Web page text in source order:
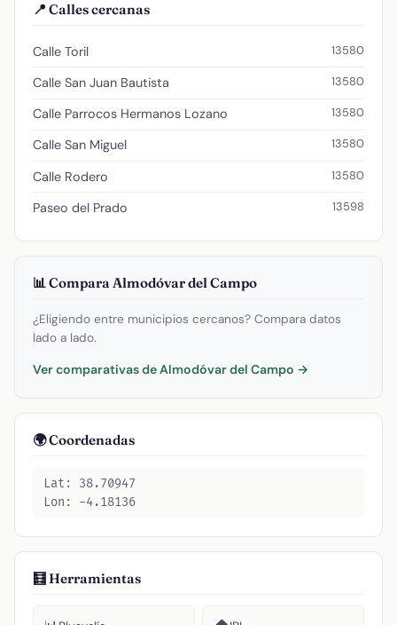
📍 Calles cercanas
Calle Toril 13580
Calle San Juan Bautista 13580
Calle Parrocos Hermanos Lozano 13580
Calle San Miguel 13580
Calle Rodero 13580
Paseo del Prado 13598
📊 Compara Almodóvar del Campo
¿Eligiendo entre municipios cercanos? Compara datos
lado a lado.
Ver comparativas de Almodóvar del Campo →
🌍 Coordenadas
Lat: 38.70947
Lon: -4.18136
🧮 Herramientas